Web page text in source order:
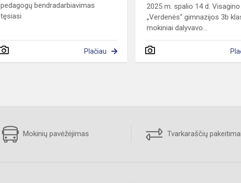
pedagogų bendradarbiavimas
tęsiasi
Plačiau
2025 m. spalio 14 d. Visagino
„Verdenės“ gimnazijos 3b
mokiniai dalyvavo...
Mokinių pavėžėjimas Tvarkaraščių pakeitimai